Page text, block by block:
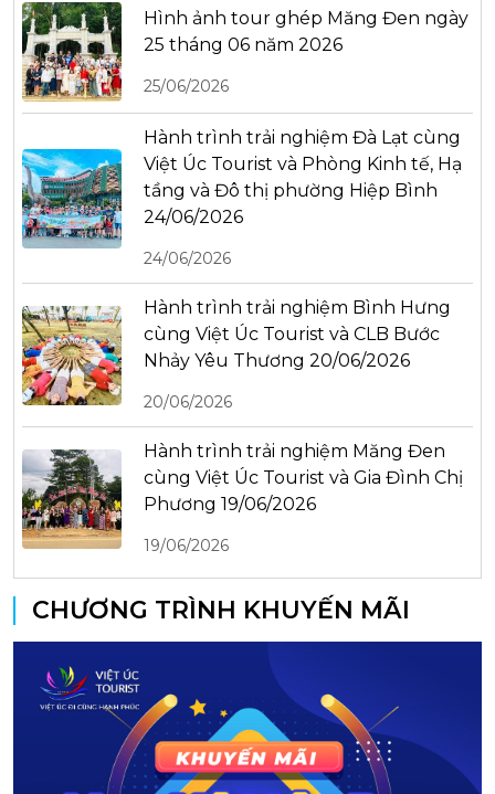
Hình ảnh tour ghép Măng Đen ngày
25 tháng 06 năm 2026
25/06/2026
Hành trình trải nghiệm Đà Lạt cùng
Việt Úc Tourist và Phòng Kinh tế, Hạ
tầng và Đô thị phường Hiệp Bình
24/06/2026
24/06/2026
Hành trình trải nghiệm Bình Hưng
cùng Việt Úc Tourist và CLB Bước
Nhảy Yêu Thương 20/06/2026
20/06/2026
Hành trình trải nghiệm Măng Đen
cùng Việt Úc Tourist và Gia Đình Chị
Phương 19/06/2026
19/06/2026
CHƯƠNG TRÌNH KHUYẾN MÃI